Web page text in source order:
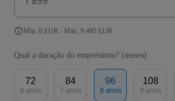
Mín. 0 EUR - Máx. 9 495 EUR
Qual a duração do empréstimo? (meses)
72
6 anos
84
7 anos
96
8 anos
108
9 anos